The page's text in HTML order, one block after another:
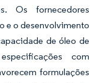
Os fornecedores
e o desenvolvimento
de óleo de
com
formulações